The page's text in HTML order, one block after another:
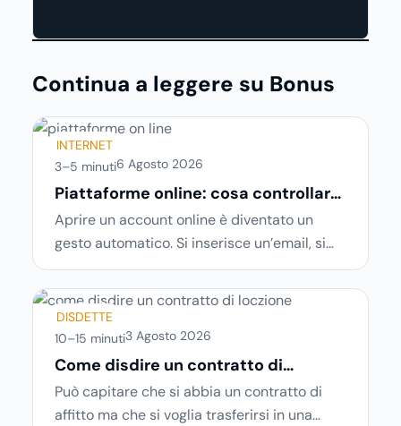
Continua a leggere su Bonus
INTERNET
3–5 minuti6 Agosto 2026
Piattaforme online: cosa controllare
prima di iscriversi e usare servizi in
tempo reale
Aprire un account online è diventato un
gesto automatico. Si inserisce un’email, si
sceglie una password, si accetta una serie
di condizioni senza leggerle davvero. Tutto
avviene in pochi minuti, spesso senza che ci
si fermi a capire dove si sta entrando.
DISDETTE
10–15 minuti3 Agosto 2026
Come disdire un contratto di
locazione in modo corretto ed
efficace
Può capitare che si abbia un contratto di
affitto ma che si voglia trasferirsi in una